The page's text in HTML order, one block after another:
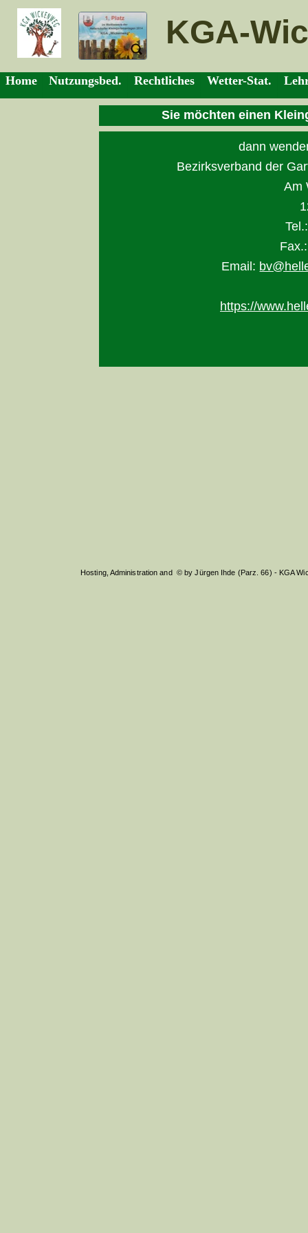
KGA-
Home Nutzungsbed. Rechtliches Wetter-Stat.
Home Nutzungsbed. Rechtliches Wetter-Stat.
Sie möchten einen
dann
Bezirksverband der
Am
Email:
https://
Hosting, Administration and © by Jürgen Ihde (Parz. 66) - KGA